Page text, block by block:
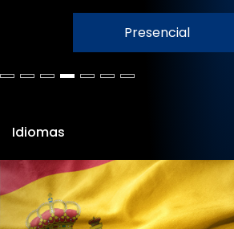
Presencial
Idiomas